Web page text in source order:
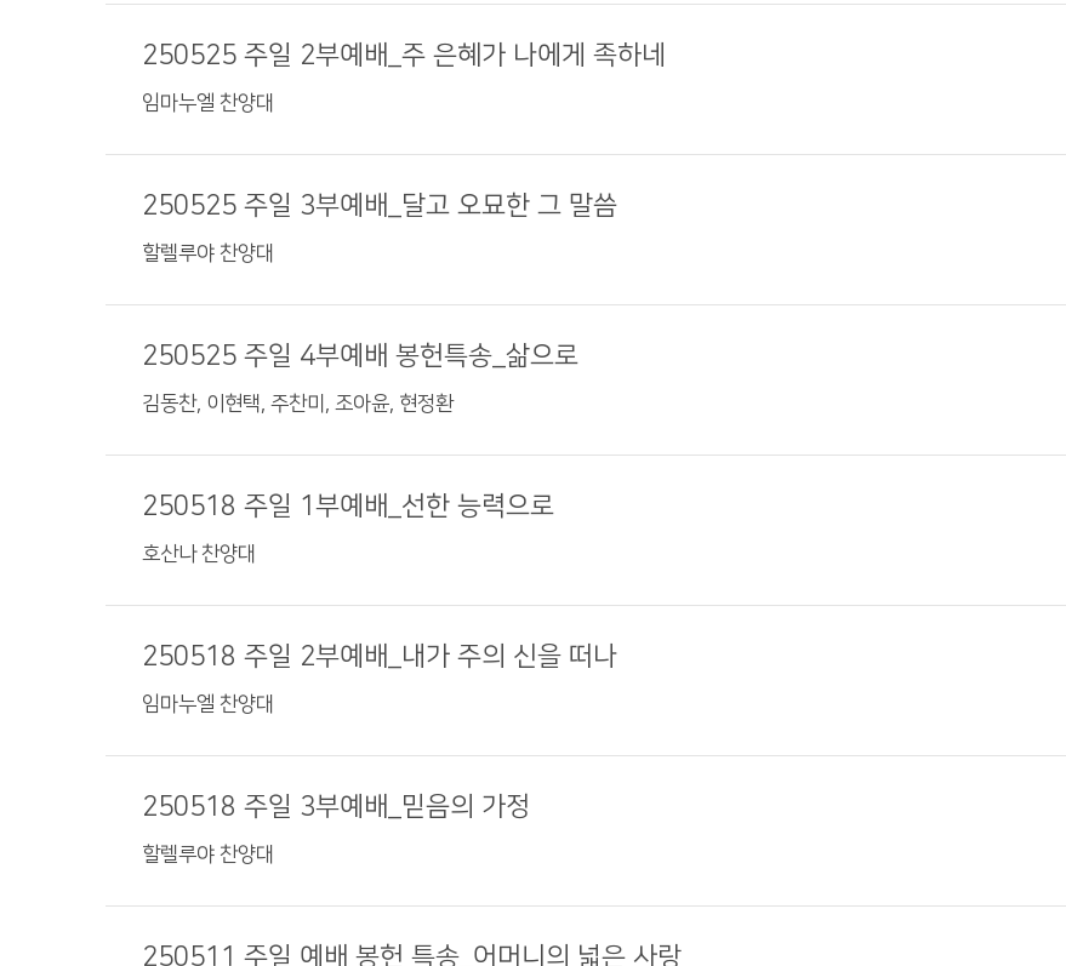
250525 주일 2부예배_주 은혜가 나에게 족하네
임마누엘 찬양대
250525 주일 3부예배_달고 오묘한 그 말씀
할렐루야 찬양대
250525 주일 4부예배 봉헌특송_삶으로
김동찬, 이현택, 주찬미, 조아윤, 현정환
250518 주일 1부예배_선한 능력으로
호산나 찬양대
250518 주일 2부예배_내가 주의 신을 떠나
임마누엘 찬양대
250518 주일 3부예배_믿음의 가정
할렐루야 찬양대
250511 주일 예배 봉헌 특송_어머니의 넓은 사랑